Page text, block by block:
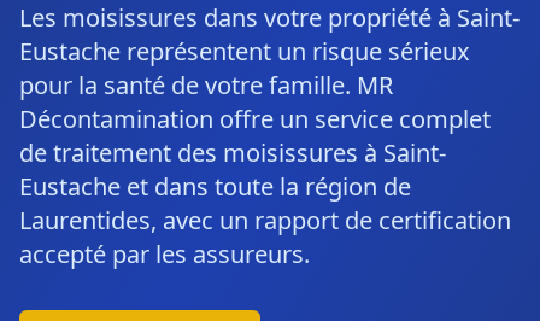
Les moisissures dans votre propriété à Saint-
Eustache représentent un risque sérieux
pour la santé de votre famille. MR
Décontamination offre un service complet
de traitement des moisissures à Saint-
Eustache et dans toute la région de
Laurentides, avec un rapport de certification
accepté par les assureurs.